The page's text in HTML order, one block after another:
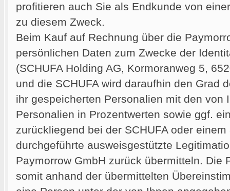
profitieren auch Sie als Endkunde von
zu diesem Zweck.
Beim Kauf auf Rechnung über die
persönlichen Daten zum Zwecke der
(SCHUFA Holding AG, Kormoranweg 5,
und die SCHUFA wird daraufhin den Grad
ihr gespeicherten Personalien mit den von
Personalien in Prozentwerten sowie ggf.
zurückliegend bei der SCHUFA oder
durchgeführte ausweisgestützte
Paymorrow GmbH zurück übermitteln. Die
somit anhand der übermittelten